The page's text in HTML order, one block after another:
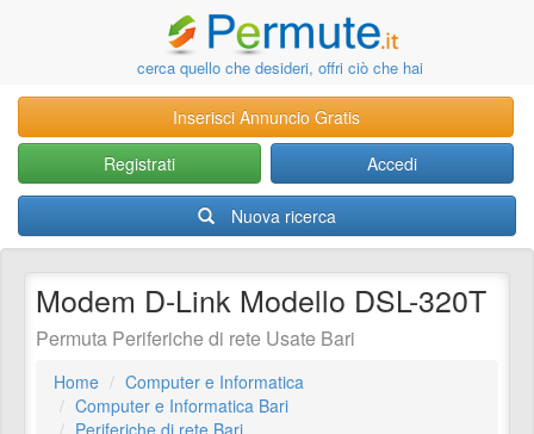
cerca quello che desideri, offri ciò che hai
Inserisci Annuncio Gratis
Registrati
Accedi
Nuova ricerca
Modem D-Link Modello DSL-320T
Permuta Periferiche di rete Usate Bari
Home
Computer e Informatica
Computer e Informatica Bari
Periferiche di rete Bari